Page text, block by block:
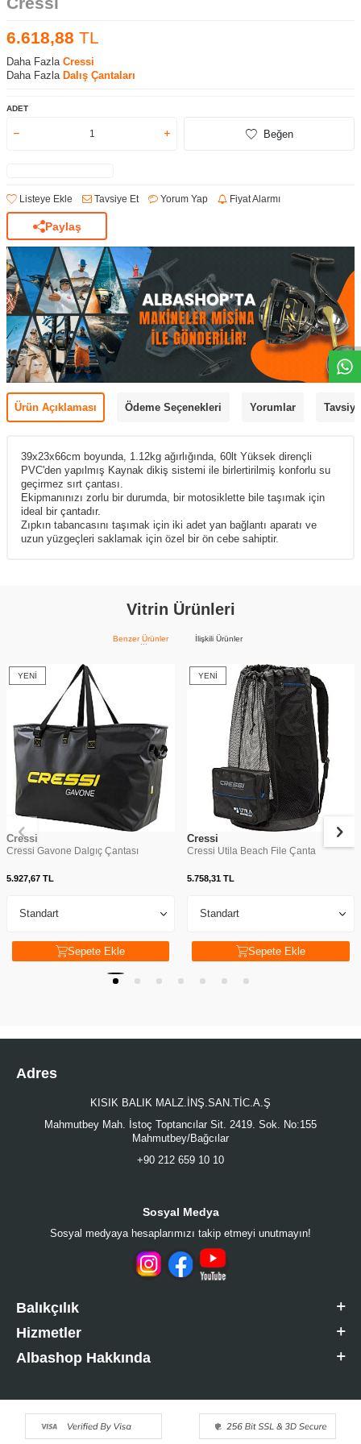
6.618,88 TL
Daha Fazla Cressi
Daha Fazla Dalış Çantaları
ADET
Beğen
Listeye Ekle Tavsiye Et Yorum Yap Fiyat Alarmı
Paylaş
Ürün Açıklaması Ödeme Seçenekleri Yorumlar
39x23x66cm boyunda, 1.12kg ağırlığında, 60lt Yüksek dirençli
PVC'den yapılmış Kaynak dikiş sistemi ile birlertirilmiş konforlu su
geçirmez sırt çantası.
Ekipmanınızı zorlu bir durumda, bir motosiklette bile taşımak için
ideal bir çantadır.
Zıpkın tabancasını taşımak için iki adet yan bağlantı aparatı ve
uzun yüzgeçleri saklamak için özel bir ön cebe sahiptir.
Vitrin Ürünleri
Benzer Ürünler İlişkili Ürünler
YENI
Cressi
Cressi Gavone Dalgıç Çantası
5.927,67 TL
Sepete Ekle
YENI
Cressi
Cressi Utila Beach File Çanta
5.758,31TL
Sepete Ekle
Adres
KISIK BALIK MALZ.İNŞ.SAN.TİC.A.Ş
Mahmutbey Mah. İstoç Toptancılar Sit. 2419. Sok. No:155
Mahmutbey/Bağcılar
+90 212 659 10 10
Sosyal Medya
Sosyal medyaya hesaplarımızı takip etmeyi unutmayın!
Balıkçılık
Hizmetler
Albashop Hakkında